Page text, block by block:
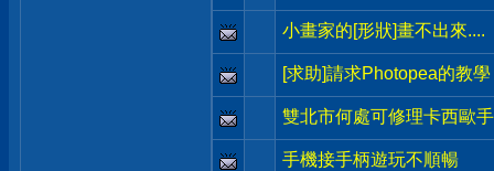
小畫家的[形狀]畫不出來....
[求助]請求Photopea的教學
雙北市何處可修理卡西歐
手機接手柄遊玩不順暢